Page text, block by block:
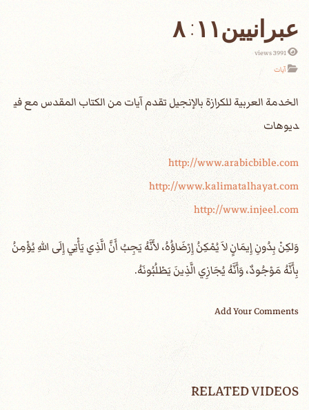
عبرانيين١١: ٨
3991 views
آيات
الخدمة العربية للكرازة بالإنجيل تقدم آيات من الكتاب المقدس مع في
ديوهات
http://www.arabicbible.com
http://www.kalimatalhayat.com
http://www.injeel.com
‎وَلكِنْ بِدُونِ إِيمَانٍ لاَ يُمْكِنُ إِرْضَاؤُهُ، لأَنَّهُ يَجِبُ أَنَّ الَّذِي يَأْتِي إِلَى اللهِ يُؤْمِنُ
بِأَنَّهُ مَوْجُودٌ، وَأَنَّهُ يُجَازِي الَّذِينَ يَطْلُبُونَهُ.
Add Your Comments
RELATED VIDEOS